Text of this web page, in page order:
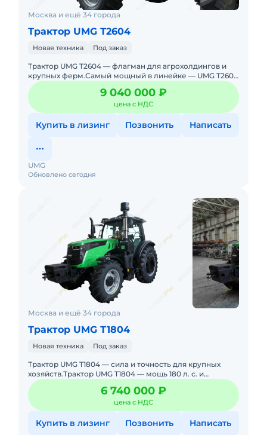
Москва и ещё 34 города
Трактор UMG Т2604
Новая техника Под заказ
Трактор UMG T2604 — флагман для агрохолдингов и
крупных ферм.Самый мощный в линейке — UMG T2604
с 260 л. с. и крутящим моментом 1125 Н·м.Этот
9 040 000 ₽
цена с НДС
Купить в лизинг Позвонить Написать
Обновлено сегодня
UMG
Москва и ещё 34 города
Трактор UMG Т1804
Новая техника Под заказ
Трактор UMG T1804 — сила и точность для крупных
хозяйств.Трактор UMG T1804 — мощь 180 л. с. и
технологичность в одном корпусе. Оснащён
надёжным дви
6 740 000 ₽
цена с НДС
Купить в лизинг Позвонить Написать